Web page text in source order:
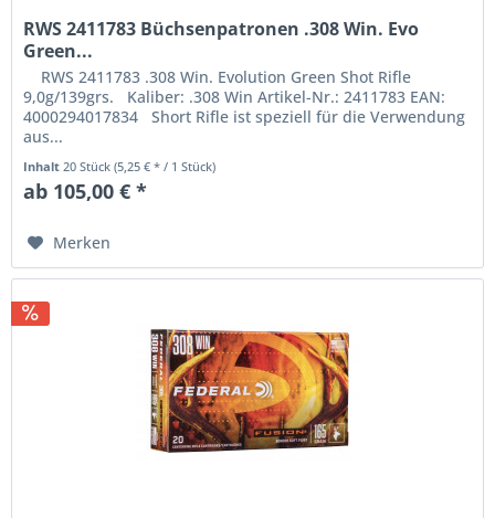
RWS 2411783 Büchsenpatronen .308 Win. Evo
Green...
RWS 2411783 .308 Win. Evolution Green Shot Rifle
9,0g/139grs. Kaliber: .308 Win Artikel-Nr.: 2411783 EAN:
4000294017834 Short Rifle ist speziell für die Verwendung
aus...
Inhalt 20 Stück(5,25 € * / 1 Stück)
ab 105,00 € *
Merken